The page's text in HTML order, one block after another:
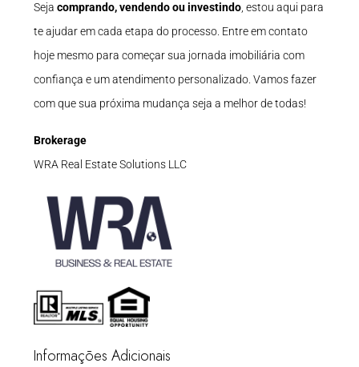
Seja comprando, vendendo ou investindo , estou aqui para
te ajudar em cada etapa do processo. Entre em contato
hoje mesmo para começar sua jornada imobiliária com
confiança e um atendimento personalizado. Vamos fazer
com que sua próxima mudança seja a melhor de todas!
Brokerage
WRA Real Estate Solutions LLC
Informações Adicionais